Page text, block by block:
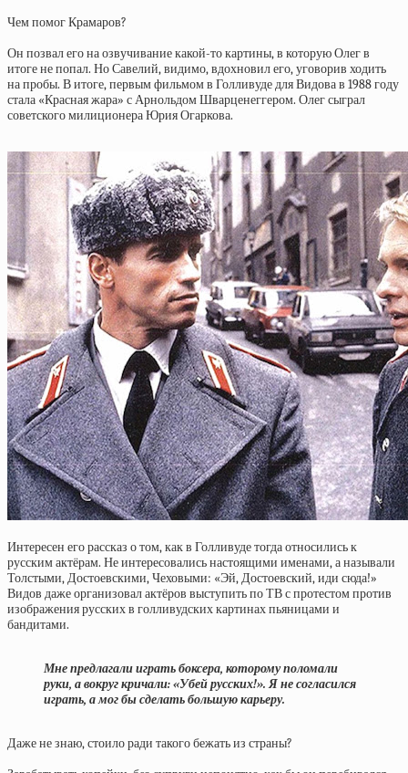
Чем помог Крамаров?
Он позвал его на озвучивание какой-то картины, в которую Олег в
итоге не попал. Но Савелий, видимо, вдохновил его, уговорив ходить
на пробы. В итоге, первым фильмом в Голливуде для Видова в 1988 году
стала «Красная жара» с Арнольдом Шварценеггером. Олег сыграл
советского милиционера Юрия Огаркова.
Интересен его рассказ о том, как в Голливуде тогда относились к
русским актёрам. Не интересовались настоящими именами, а называли
Толстыми, Достоевскими, Чеховыми: «Эй, Достоевский, иди сюда!»
Видов даже организовал актёров выступить по ТВ с протестом против
изображения русских в голливудских картинах пьяницами и
бандитами.
Мне предлагали играть боксера, которому поломали
руки, а вокруг кричали: «Убей русских!». Я не согласился
играть, а мог бы сделать большую карьеру.
Даже не знаю, стоило ради такого бежать из страны?